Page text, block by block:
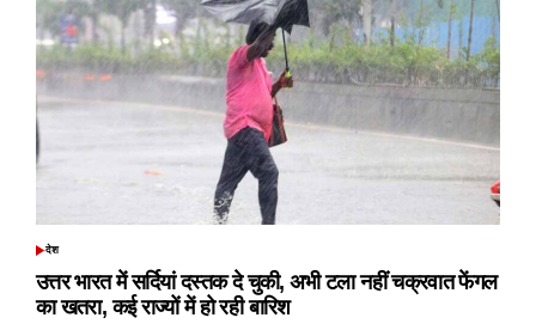
POSTED
देश
उत्तर भारत में सर्दियां दस्तक दे चुकी, अभी टला नहीं चक्रवात फेंगल
का खतरा, कई राज्यों में हो रही बारिश